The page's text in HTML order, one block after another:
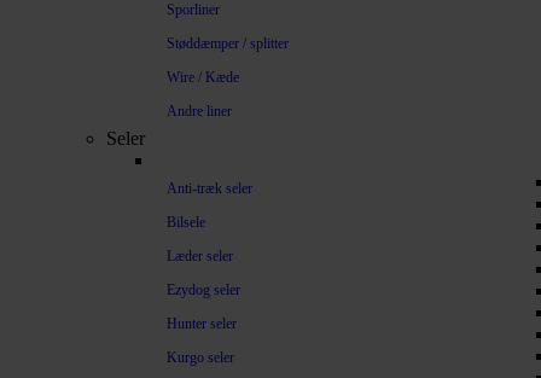
Sporliner
Støddæmper / splitter
Wire / Kæde
Andre liner
Seler
Anti-træk seler
Bilsele
Læder seler
Ezydog seler
Hunter seler
Kurgo seler